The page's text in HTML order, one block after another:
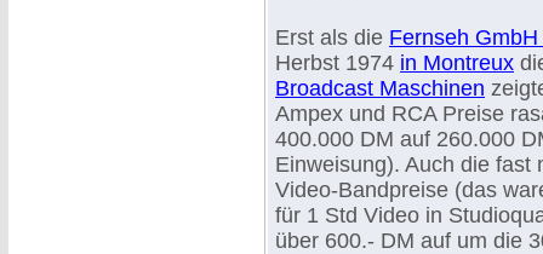
Erst als die Fernseh
Herbst 1974 in Montreux
Broadcast Maschinen
Ampex und RCA Preise
400.000 DM auf 260.000
Einweisung). Auch die fast
Video-Bandpreise (das
für 1 Std Video in
über 600.- DM auf um die